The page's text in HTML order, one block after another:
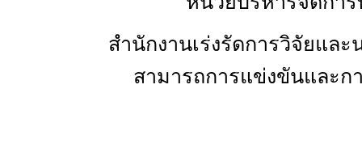
สำนักงานเร่งรัดการวิจัยแล
สามารถการแข่งขันและ